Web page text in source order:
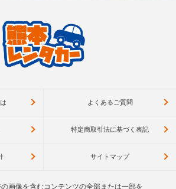
よくあるご質問
特定商取引法に基づく表記
サイトマップ
画像を含むコンテンツの全部または一部を